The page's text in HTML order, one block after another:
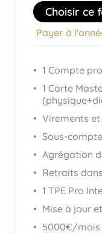
Choisir ce
Payer à
1 Compte
1 Carte
Virements
Sous-
Agrégation
Retraits
1 TPE Pro
Mise à jour
5000€/mois